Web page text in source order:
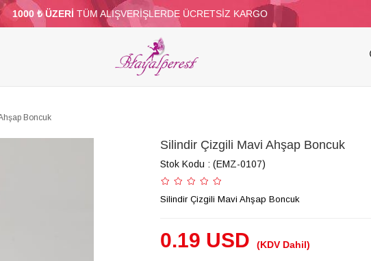
1000 ₺ ÜZERİ TÜM ALIŞVERİŞLERDE ÜCRETSİZ KARGO
PARTİ VE SÜS MALZEMELERİ TÜY BONCUKLAR
TOPTAN DİĞER
Boncuk
Silindir Çizgili Mavi Ahşap Boncuk
Stok Kodu (EMZ-0107)
Silindir Çizgili Mavi Ahşap Boncuk
0.19 USD (KDV Dahil)